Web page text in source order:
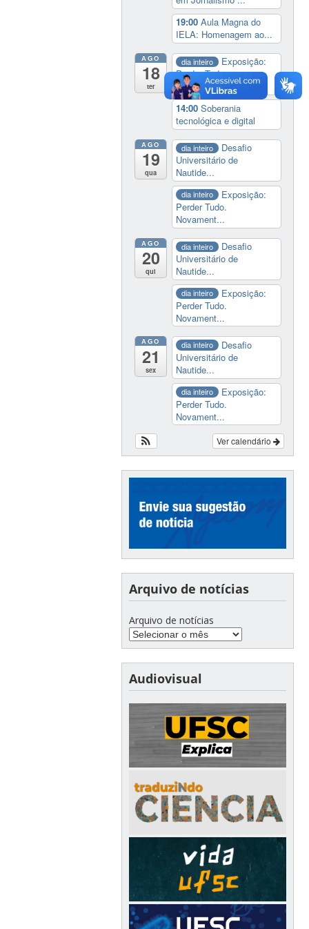
19:00Aula Magna do
IELA: Homenagem ao...
AGO
18
ter
dia inteiro
Exposição:
Perder Tudo.
Novament...
14:00Soberania
tecnológica e digital
AGO
19
qua
dia inteiro
Desafio
Universitário de
Nautide...
dia inteiro
Exposição:
Perder Tudo.
Novament...
AGO
20
qui
dia inteiro
Desafio
Universitário de
Nautide...
dia inteiro
Exposição:
Perder Tudo.
Novament...
AGO
21
sex
dia inteiro
Desafio
Universitário de
Nautide...
dia inteiro
Exposição:
Perder Tudo.
Novament...
Ver calendário
Arquivo de notícias
Arquivo de notícias
Audiovisual